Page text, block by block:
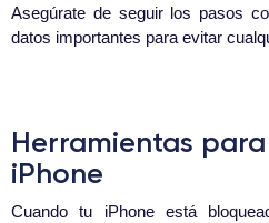
Asegúrate de seguir los pasos
datos importantes para evitar
Herramientas
iPhone
Cuando tu iPhone está